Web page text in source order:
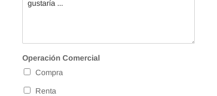
Operación Comercial
Compra
Renta